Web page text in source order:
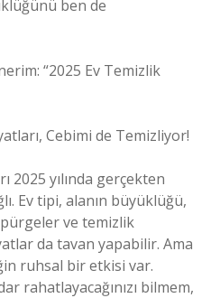
ben de
“2025 Ev Temizlik
Cebimi de Temizliyor!
2025 yılında gerçekten
Ev tipi, alanın büyüklüğü,
ve temizlik
da tavan yapabilir. Ama
ruhsal bir etkisi var.
rahatlayacağınızı bilmem,